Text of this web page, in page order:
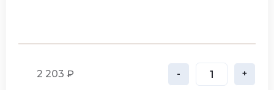
2 203 ₽ - +